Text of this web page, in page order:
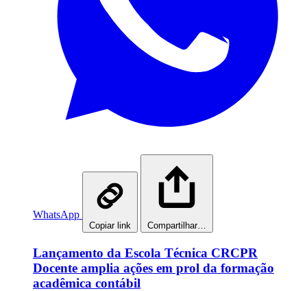
WhatsApp
Copiar link Compartilhar…
Lançamento da Escola Técnica CRCPR
Docente amplia ações em prol da formação
acadêmica contábil